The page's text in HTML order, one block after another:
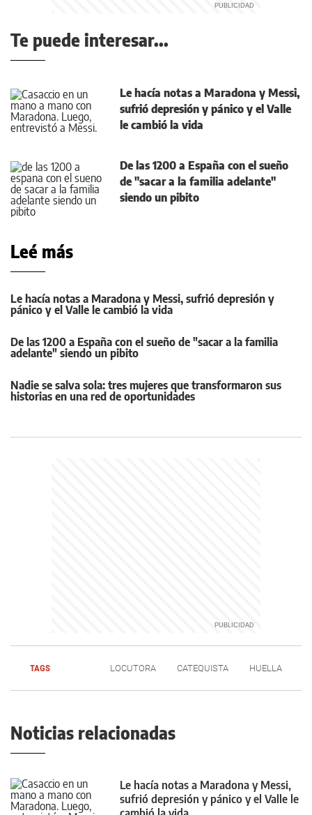
Te puede interesar...
Le hacía notas a Maradona y Messi,
sufrió depresión y pánico y el Valle
le cambió la vida
De las 1200 a España con el sueño
de "sacar a la familia adelante"
siendo un pibito
Leé más
Le hacía notas a Maradona y Messi, sufrió depresión y
pánico y el Valle le cambió la vida
De las 1200 a España con el sueño de "sacar a la familia
adelante" siendo un pibito
Nadie se salva sola: tres mujeres que transformaron sus
historias en una red de oportunidades
TAGS LOCUTORA CATEQUISTA HUELLA
Noticias relacionadas
Le hacía notas a Maradona y Messi,
sufrió depresión y pánico y el Valle le